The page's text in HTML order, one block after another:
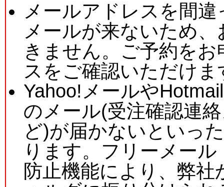
メールアドレスを間
メールが来ないため
きません。ご予約を
スをご確認いただけ
Yahoo!メールや
のメール(受注確認連
ど)が届かないといっ
ります。フリーメー
防止機能により、弊